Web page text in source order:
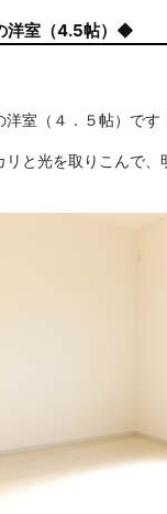
洋室（4.5帖）◆
室（４．５帖）です
リと光を取りこんで、